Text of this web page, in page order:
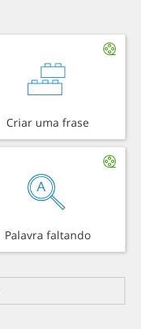
Criar uma frase
Palavra faltando